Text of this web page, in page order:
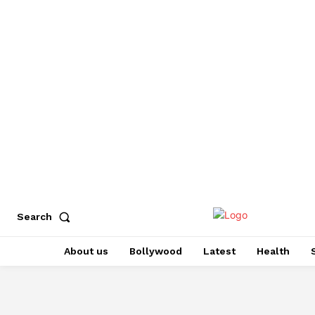
Search
About us Bollywood Latest Health